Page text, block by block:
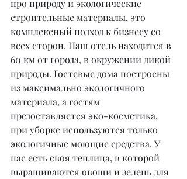
про природу и экологические
строительные материалы, это
комплексный подход к бизнесу со
всех сторон. Наш отель находится в
60 км от города, в окружении дикой
природы. Гостевые дома построены
из максимально экологичного
материала, а гостям
предоставляется эко-косметика,
при уборке используются только
экологичные моющие средства. У
нас есть своя теплица, в которой
выращиваются овощи и зелень для